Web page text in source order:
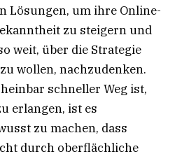
Lösungen, um ihre Online-
zu steigern und
weit, über die Strategie
zu wollen, nachzudenken.
schneller Weg ist,
erlangen, ist es
zu machen, dass
durch oberflächliche